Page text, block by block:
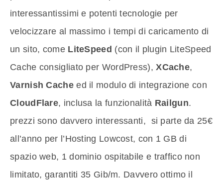
interessantissimi e potenti tecnologie per
velocizzare al massimo i tempi di caricamento di
un sito, come LiteSpeed (con il plugin LiteSpeed
Cache consigliato per WordPress),XCache,
Varnish Cacheed il modulo di integrazione con
CloudFlare, inclusa la funzionalità Railgun.
prezzi sono davvero interessanti, si parte da 25€
all’anno per l’Hosting Lowcost, con 1 GB di
spazio web, 1 dominio ospitabile e traffico non
limitato, garantiti 35 Gib/m. Davvero ottimo il